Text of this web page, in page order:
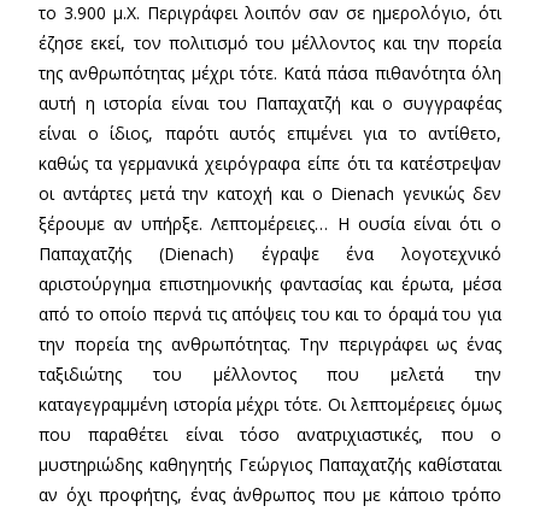
το 3.900 μ.Χ. Περιγράφει λοιπόν σαν σε ημερολόγιο, ότι
έζησε εκεί, τον πολιτισμό του μέλλοντος και την πορεία
της ανθρωπότητας μέχρι τότε. Κατά πάσα πιθανότητα όλη
αυτή η ιστορία είναι του Παπαχατζή και ο συγγραφέας
είναι ο ίδιος, παρότι αυτός επιμένει για το αντίθετο,
καθώς τα γερμανικά χειρόγραφα είπε ότι τα κατέστρεψαν
οι αντάρτες μετά την κατοχή και ο Dienach γενικώς δεν
ξέρουμε αν υπήρξε. Λεπτομέρειες… Η ουσία είναι ότι ο
Παπαχατζής (Dienach) έγραψε ένα λογοτεχνικό
αριστούργημα επιστημονικής φαντασίας και έρωτα, μέσα
από το οποίο περνά τις απόψεις του και το όραμά του για
την πορεία της ανθρωπότητας. Την περιγράφει ως ένας
ταξιδιώτης του μέλλοντος που μελετά την
καταγεγραμμένη ιστορία μέχρι τότε. Οι λεπτομέρειες όμως
που παραθέτει είναι τόσο ανατριχιαστικές, που ο
μυστηριώδης καθηγητής Γεώργιος Παπαχατζής καθίσταται
αν όχι προφήτης, ένας άνθρωπος που με κάποιο τρόπο